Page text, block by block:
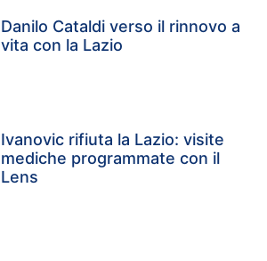
Danilo Cataldi verso il rinnovo a
vita con la Lazio
Ivanovic rifiuta la Lazio: visite
mediche programmate con il
Lens